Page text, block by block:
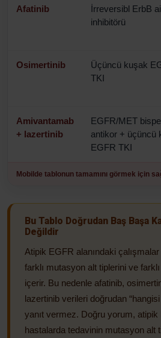
Afatinib
İrreversibl ErbB
inhibitörü
Osimertinib
Üçüncü kuşak
TKI
Amivantamab
+ lazertinib
EGFR/MET
antikor + üçüncü
EGFR TKI
Mobilde tablonun tamamını görmek için
Bu Tablo Doğrudan Baş Başa
Değildir
Atipik EGFR alanındaki çalışmalar
farklı mutasyon alt tiplerini ve
içerir. Bu nedenle afatinib,
lazertinib verileri doğrudan
yanıt vermez. Doğru yorum,
hastalarda tedavinin mutasyon alt